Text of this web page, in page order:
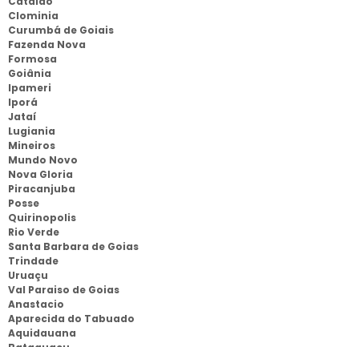
Clominia
Curumbá de Goiais
Fazenda Nova
Formosa
Goiânia
Ipameri
Iporá
Jataí
Lugiania
Mineiros
Mundo Novo
Nova Gloria
Piracanjuba
Posse
Quirinopolis
Rio Verde
Santa Barbara de Goias
Trindade
Uruaçu
Val Paraiso de Goias
Anastacio
Aparecida do Tabuado
Aquidauana